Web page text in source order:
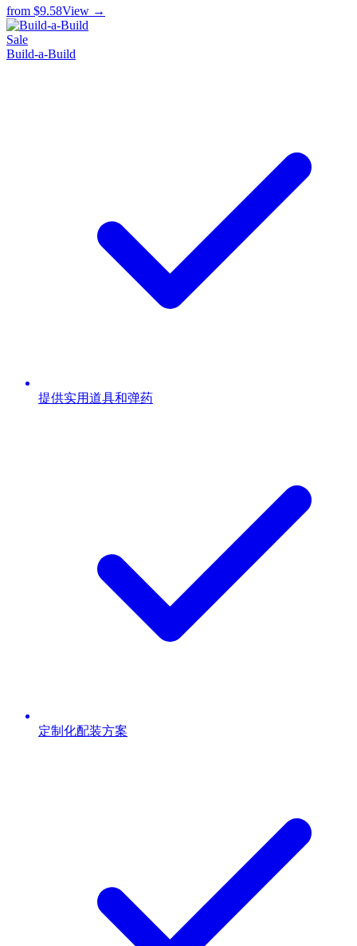
from $9.58View →
Sale
Build-a-Build
提供实用道具和弹药
定制化配装方案